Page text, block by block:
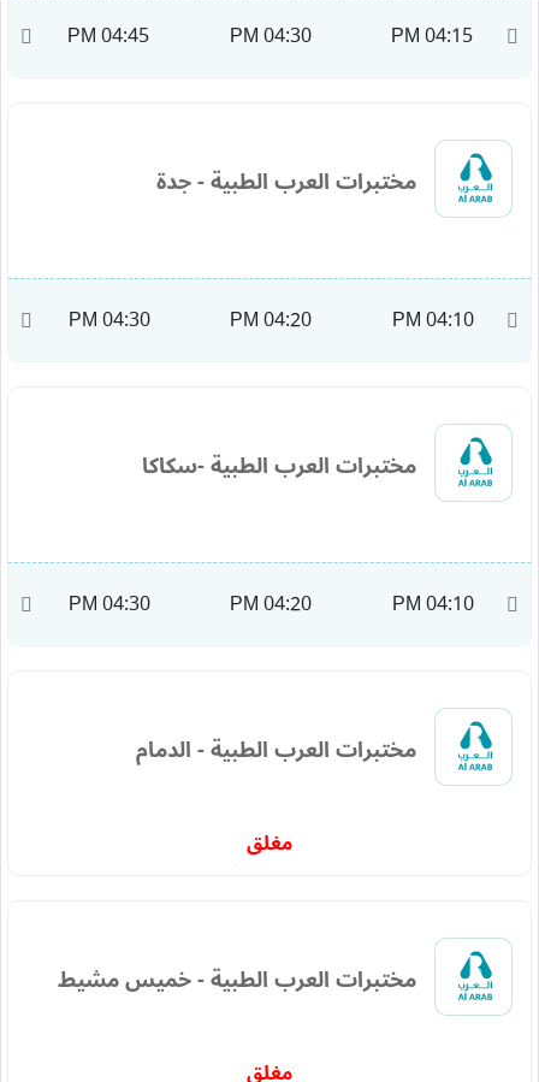
04:15 PM
04:30 PM
04:45 PM
مختبرات العرب الطبية - جدة
04:10 PM
04:20 PM
04:30 PM
مختبرات العرب الطبية -سكاكا
04:10 PM
04:20 PM
04:30 PM
مختبرات العرب الطبية - الدمام
مغلق
مختبرات العرب الطبية - خميس مشيط
مغلق